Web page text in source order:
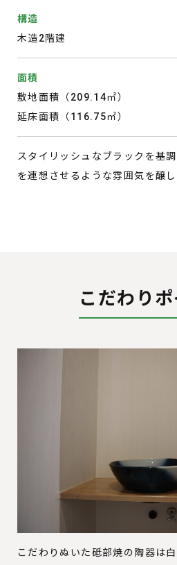
構造
木造2階建
面積
敷地面積（209.14㎡）
延床面積（116.75㎡）
スタイリッシュなブラックを基
を連想させるような雰囲気を醸し
こだわり
こだわりぬいた砥部焼の陶器は